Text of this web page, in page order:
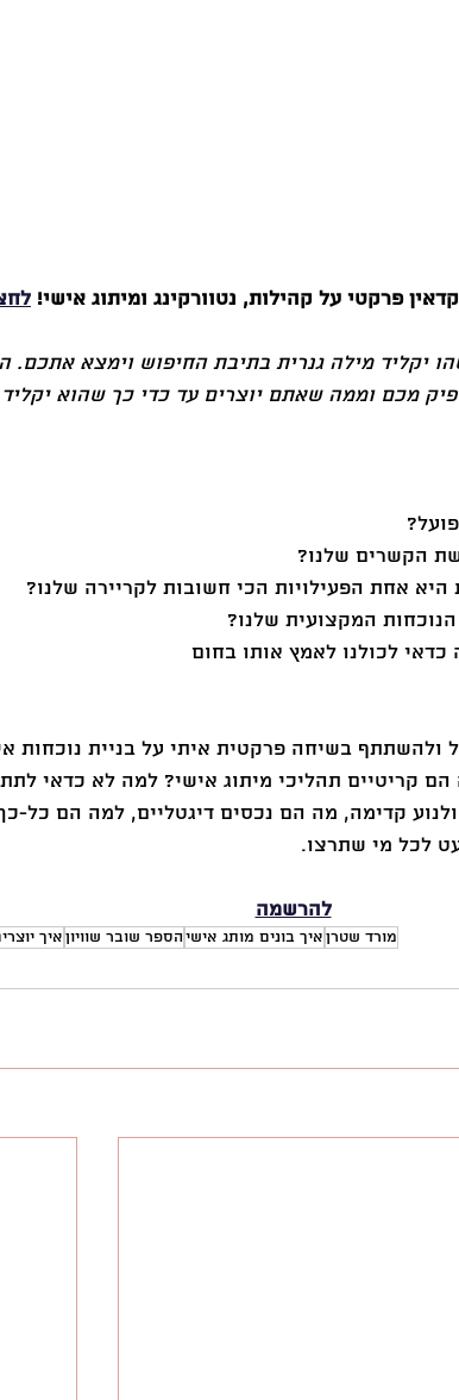
פרקטי על קהילות, נטוורקינג ומיתוג אישי!
יקליד מילה גנרית בתיבת החיפוש וימצא
מכם וממה שאתם יוצרים עד כדי כך שהוא
הקשרים שלנו?
היא אחת הפעילויות הכי חשובות לקריירה שלנו?
המקצועית שלנו?
לכולנו לאמץ אותו בחום
ולהשתתף בשיחה פרקטית איתי על בניית נוכחות
קריטיים תהליכי מיתוג אישי? למה לא כדאי
קדימה, מה הם נכסים דיגטליים, למה הם כל-
לכל מי שתרצו.
להרשמה
מורד שטרןאיך בונים מותג אישיהספר שובר שוויוןאיך